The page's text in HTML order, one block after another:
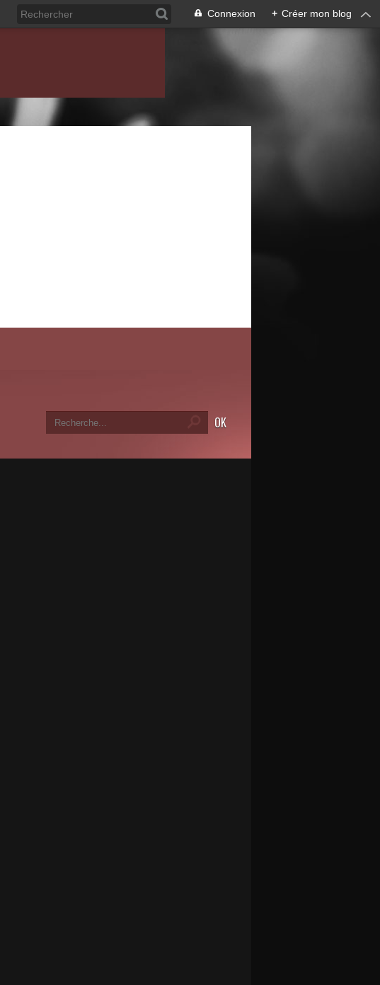
Connexion + Créer mon blog